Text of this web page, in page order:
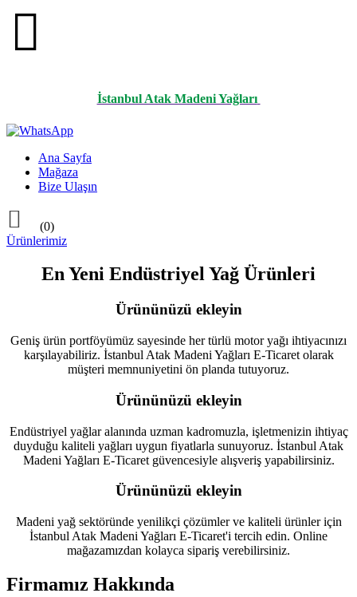

İstanbul Atak Madeni Yağları
Ana Sayfa
Mağaza
Bize Ulaşın

(0)
Ürünlerimiz
En Yeni Endüstriyel Yağ Ürünleri
Ürününüzü ekleyin
Geniş ürün portföyümüz sayesinde her türlü motor yağı ihtiyacınızı
karşılayabiliriz. İstanbul Atak Madeni Yağları E-Ticaret olarak
müşteri memnuniyetini ön planda tutuyoruz.
Ürününüzü ekleyin
Endüstriyel yağlar alanında uzman kadromuzla, işletmenizin ihtiyaç
duyduğu kaliteli yağları uygun fiyatlarla sunuyoruz. İstanbul Atak
Madeni Yağları E-Ticaret güvencesiyle alışveriş yapabilirsiniz.
Ürününüzü ekleyin
Madeni yağ sektöründe yenilikçi çözümler ve kaliteli ürünler için
İstanbul Atak Madeni Yağları E-Ticaret'i tercih edin. Online
mağazamızdan kolayca sipariş verebilirsiniz.
Firmamız Hakkında